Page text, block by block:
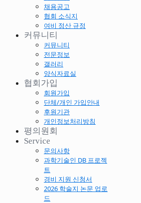
채용공고
협회 소식지
여비 정산 규정
커뮤니티
커뮤니티
전문정보
갤러리
양식자료실
협회가입
회원가입
단체/개인 가입안내
후원기관
개인정보처리방침
평의원회
Service
문의사항
과학기술인 DB 프로젝
트
경비 지원 신청서
2026 학술지 논문 업로
드